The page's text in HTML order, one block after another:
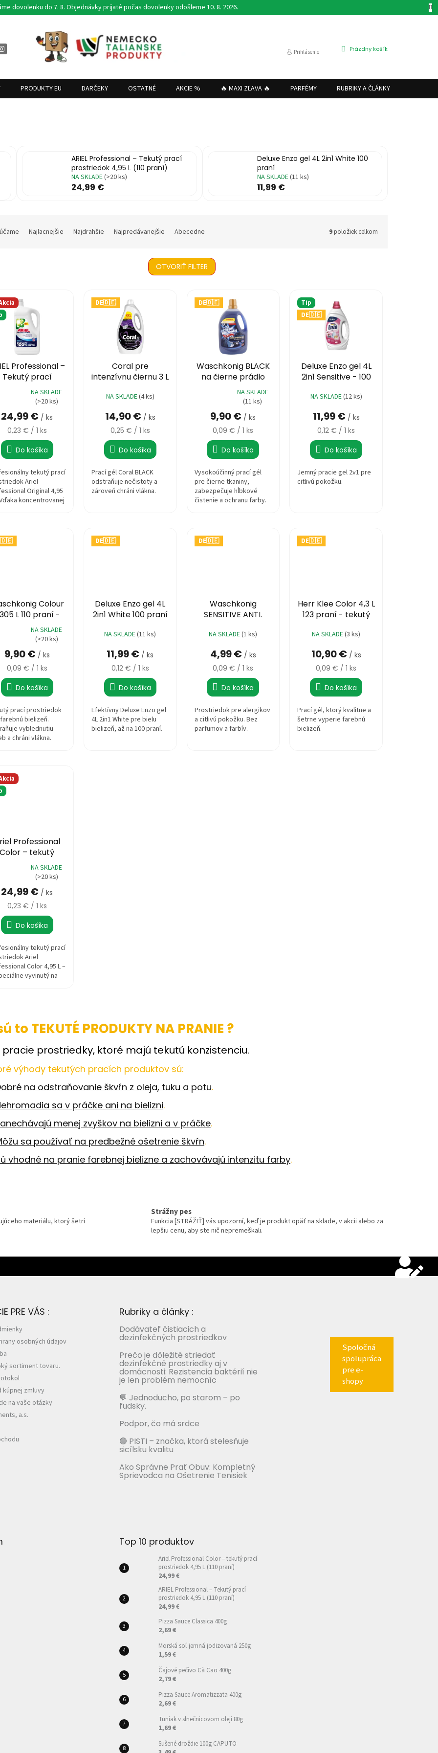
dovolenku do 7. 8. Objednávky prijaté počas dovolenky odošleme 10. 8. 2026.
Prihlásenie
NÁKUPNÝ
Prázdny košík
PRODUKTY EU DARČEKY OSTATNÉ AKCIE % 🔥 MAXI ZĽAVA 🔥 PARFÉMY RUBRIKY A ČLÁNKY
ARIEL Professional – Tekutý prací
prostriedok 4,95 L (110 praní)
NA SKLADE(>20 ks)
24,99 €
Deluxe Enzo gel 4L 2in1 White 100
praní
NA SKLADE(11 ks)
11,99 €
Najlacnejšie Najdrahšie Najpredávanejšie Abecedne 9položiek celkom
OTVORIŤ FILTER
Professional –
Tekutý prací
4,95 L
(110 praní)
NA SKLADE
(>20 ks)
24,99 € / ks
Jednotková
cena:
0,23 € / 1 ks
Do košíka
tekutý prací
Ariel
Original 4,95
koncentrovanej
DE🇩🇪
Coral pre
intenzívnu čiernu 3 L
NA SKLADE(4 ks)
14,90 € / ks
Jednotková
cena:
0,25 € / 1 ks
Do košíka
Prací gél Coral BLACK
odstraňuje nečistoty a
zároveň chráni vlákna.
DE🇩🇪
Waschkonig BLACK
na čierne prádlo
3,305 L 110 praní -
tekutý
produktu
NA SKLADE
(11 ks)
9,90 € / ks
Jednotková
cena:
0,09 € / 1 ks
Do košíka
Vysokoúčinný prací gél
pre čierne tkaniny,
zabezpečuje hĺbkové
čistenie a ochranu farby.
Tip
DE🇩🇪
Deluxe Enzo gel 4L
2in1 Sensitive - 100
NA SKLADE(12 ks)
11,99 € / ks
Jednotková
cena:
0,12 € / 1 ks
Do košíka
Jemný pracie gel 2v1 pre
citlivú pokožku.
Colour
L 110 praní -
tekutýNA SKLADE
(>20 ks)
9,90 € / ks
Jednotková
cena:
0,09 € / 1 ks
Do košíka
prací prostriedok
bielizeň.
vyblednutiu
a chráni vlákna.
DE🇩🇪
Deluxe Enzo gel 4L
2in1 White 100 praní
NA SKLADE(11 ks)
11,99 € / ks
Jednotková
cena:
0,12 € / 1 ks
Do košíka
Efektívny Deluxe Enzo gel
4L 2in1 White pre bielu
bielizeň, až na 100 praní.
DE🇩🇪
Waschkonig
SENSITIVE ANTI.
praní
NA SKLADE(1 ks)
4,99 € / ks
Jednotková
cena:
0,09 € / 1 ks
Do košíka
Prostriedok pre alergikov
a citlivú pokožku. Bez
parfumov a farbív.
DE🇩🇪
Herr Klee Color 4,3 L
123 praní - tekutý
NA SKLADE(3 ks)
10,90 € / ks
Jednotková
cena:
0,09 € / 1 ks
Do košíka
Prací gél, ktorý kvalitne a
šetrne vyperie farebnú
bielizeň.
Professional
Color – tekutý
prostriedok
4,95 L (110 praní)
NA SKLADE
(>20 ks)
24,99 € / ks
Jednotková
cena:
0,23 € / 1 ks
Do košíka
tekutý prací
Ariel
Color 4,95 L –
vyvinutý na
v
l
d
c
e
p
k
y
v
p
to TEKUTÉ PRODUKTY NA PRANIE ?
pracie prostriedky, ktoré majú tekutú konzistenciu.
výhody tekutých pracích produktov sú:
na odstraňovanie škvŕn z oleja, tuku a potu.
sa v práčke ani na bielizni.
menej zvyškov na bielizni a v práčke.
sa používať na predbežné ošetrenie škvŕn.
vhodné na pranie farebnej bielizne a zachovávajú intenzitu farby.
materiálu, ktorý šetrí
Strážny pes
Funkcia [STRÁŽIŤ] vás upozorní, keď je produkt opäť na sklade, v akcii alebo za
lepšiu cenu, aby ste nič nepremeškali.
PRE VÁS :
osobných údajov
sortiment tovaru.
zmluvy
na vaše otázky
a.s.
Rubriky a články :
Dodávateľ čistiacich a
dezinfekčných prostriedkov
Prečo je dôležité striedať
dezinfekčné prostriedky aj v
domácnosti: Rezistencia baktérií nie
je len problém nemocníc
💬 Jednoducho, po starom – po
ľudsky.
Podpor, čo má srdce
🟢 PISTI – značka, ktorá stelesňuje
sicílsku kvalitu
Ako Správne Prať Obuv: Kompletný
Sprievodca na Ošetrenie Tenisiek
Spoločná
spolupráca
pre e-
shopy
Top 10 produktov
Ariel Professional Color – tekutý prací
prostriedok 4,95 L (110 praní)
24,99 €
ARIEL Professional – Tekutý prací
prostriedok 4,95 L (110 praní)
24,99 €
Pizza Sauce Classica 400g
2,69 €
Morská soľ jemná jodizovaná 250g
1,59 €
Čajové pečivo Cà Cao 400g
2,79 €
Pizza Sauce Aromatizzata 400g
2,69 €
Tuniak v slnečnicovom oleji 80g
1,69 €
Sušené droždie 100g CAPUTO